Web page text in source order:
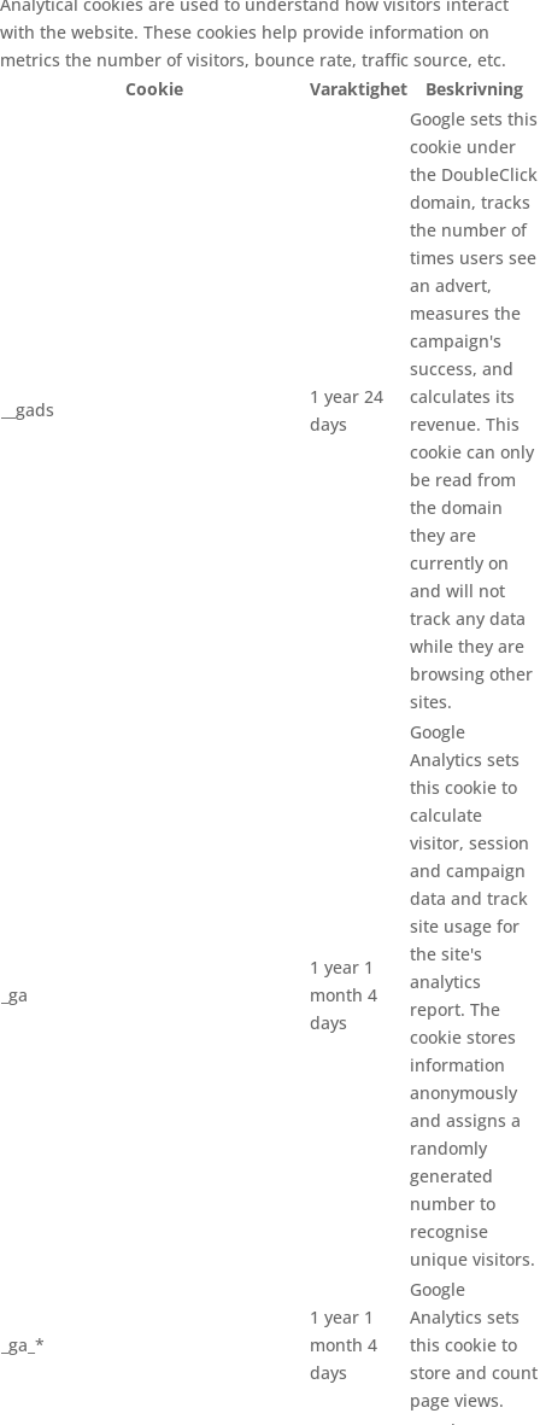
with the website. These cookies help provide information on
metrics the number of visitors, bounce rate, traffic source, etc.
Cookie
Varaktighet Beskrivning
__gads
1 year 24
days
Google sets this
cookie under
the DoubleClick
domain, tracks
the number of
times users see
an advert,
measures the
campaign's
success, and
calculates its
revenue. This
cookie can only
be read from
the domain
they are
currently on
and will not
track any data
while they are
browsing other
sites.
_ga
1 year 1
month 4
days
Google
Analytics sets
this cookie to
calculate
visitor, session
and campaign
data and track
site usage for
the site's
analytics
report. The
cookie stores
information
anonymously
and assigns a
randomly
generated
number to
recognise
unique visitors.
_ga_*
1 year 1
month 4
days
Google
Analytics sets
this cookie to
store and count
page views.